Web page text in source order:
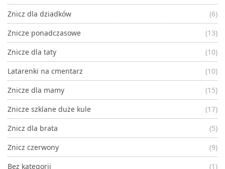
Znicz dla dziadków
(6)
Znicze ponadczasowe
(13)
Znicze dla taty
(10)
Latarenki na cmentarz
(10)
Znicze dla mamy
(15)
Znicze szklane duże kule
(17)
Znicz dla brata
(5)
Znicz czerwony
(9)
Bez kategorii
(1)